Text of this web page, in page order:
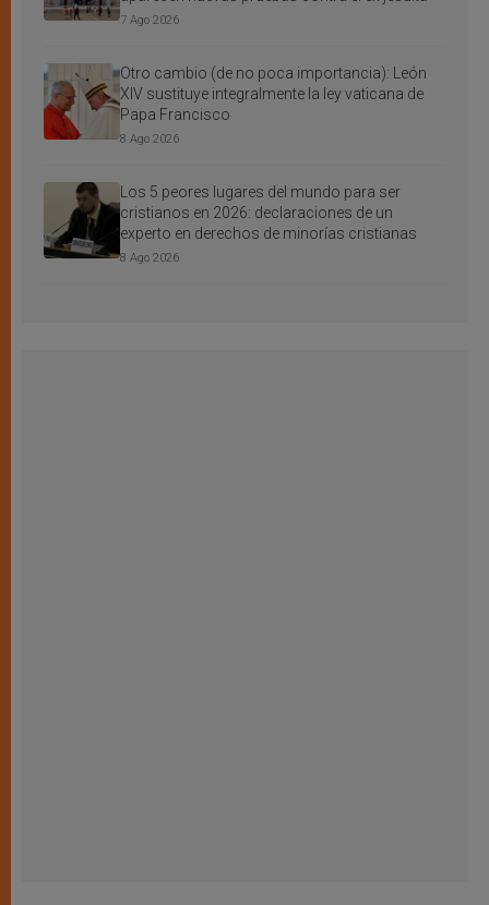
7 Ago 2026
Otro cambio (de no poca importancia): León
XIV sustituye integralmente la ley vaticana de
Papa Francisco
8 Ago 2026
Los 5 peores lugares del mundo para ser
cristianos en 2026: declaraciones de un
experto en derechos de minorías cristianas
8 Ago 2026